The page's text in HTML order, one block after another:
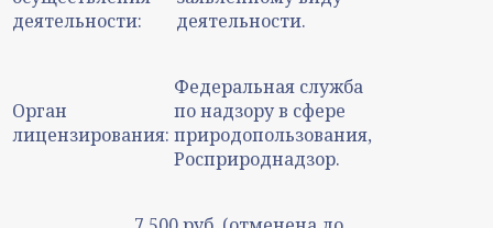
деятельности:
деятельности.
Орган
лицензирования:
Федеральная служба
по надзору в сфере
природопользования,
Росприроднадзор.